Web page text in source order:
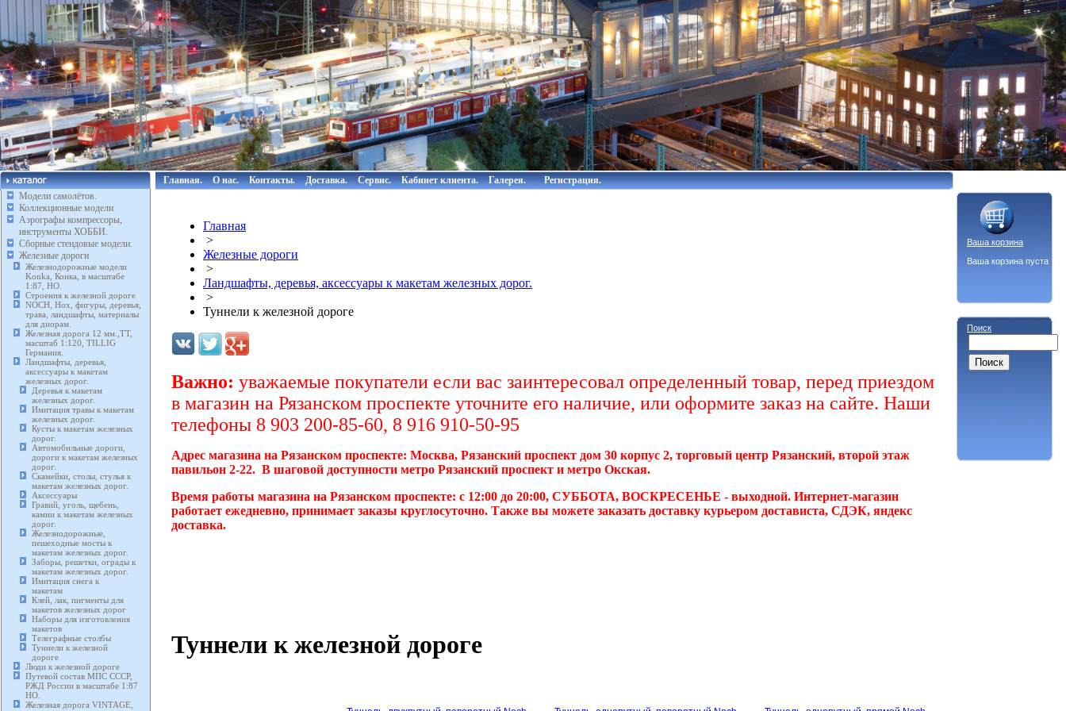
Модели самолётов.
Коллекционные модели
Аэрографы компрессоры,
инструменты ХОББИ.
Сборные стендовые модели.
Железные дороги
Железнодорожные модели
Konka, Конка, в масштабе
1:87, HO.
Строения к железной дороге
NOCH, Нох, фигуры, деревья,
трава, ландшафты, материалы
для диорам.
Железная дорога 12 мм.,TT,
масштаб 1:120, TILLIG
Германия.
Ландшафты, деревья,
аксессуары к макетам
железных дорог.
Деревья к макетам
железных дорог.
Имитация травы к макетам
железных дорог.
Кусты к макетам железных
дорог.
Автомобильные дороги,
дороги к макетам железных
дорог.
Скамейки, столы, стулья к
макетам железных дорог.
Аксессуары
Гравий, уголь, щебень,
камни к макетам железных
дорог.
Железнодорожные,
пешеходные мосты к
макетам железных дорог.
Заборы, решетки, ограды к
макетам железных дорог.
Имитация снега к
макетам
Клей, лак, пигменты для
макетов железных дорог
Наборы для изготовления
макетов
Телеграфные столбы
Туннели к железной
дороге
Люди к железной дороге
Путевой состав МПС СССР,
РЖД России в масштабе 1:87
HO.
Железная дорога VINTAGE,
Главная. О нас. Контакты. Доставка. Сервис. Кабинет клиента. Галерея. Регистрация.
Главная
>
Железные дороги
>
Ландшафты, деревья, аксессуары к макетам железных дорог.
>
Туннели к железной дороге
Важно: уважаемые покупатели если вас заинтересовал определенный товар, перед приездом
в магазин на Рязанском проспекте уточните его наличие, или оформите заказ на сайте. Наши
телефоны 8 903 200-85-60, 8 916 910-50-95
Адрес магазина на Рязанском проспекте: Москва, Рязанский проспект дом 30 корпус 2, торговый центр Рязанский, второй этаж
павильон 2-22. В шаговой доступности метро Рязанский проспект и метро Окская.
Время работы магазина на Рязанском проспекте: с 12:00 до 20:00, СУББОТА, ВОСКРЕСЕНЬЕ - выходной. Интернет-магазин
работает ежедневно, принимает заказы круглосуточно. Также вы можете заказать доставку курьером достависта, СДЭК, яндекс
доставка.
Туннели к железной дороге
Ваша корзина
Ваша корзина пуста
Поиск